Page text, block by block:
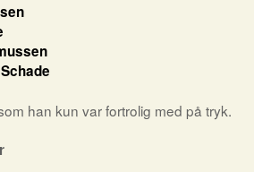
han kun var fortrolig med på tryk.